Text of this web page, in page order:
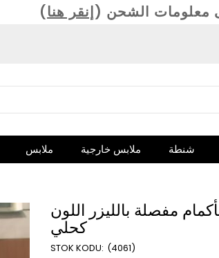
معلومات الشحن (إنقر هنا
ملابس ملابس خارجية شنطة
مفصلة بالليزر اللون
كحلي
(4061)